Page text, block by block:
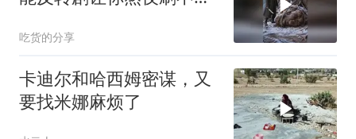
吃货的分享
卡迪尔和哈西姆密谋，又
要找米娜麻烦了